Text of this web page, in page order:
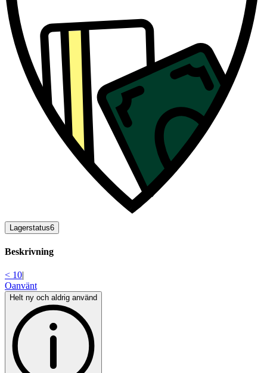
Lagerstatus6
Beskrivning
< 10|
Oanvänt
Helt ny och aldrig använd